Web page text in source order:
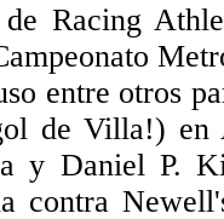
Racing
entre otros
de Villa!) en
y Daniel P.
contra